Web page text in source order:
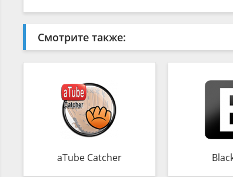
Смотрите также:
aTube Catcher